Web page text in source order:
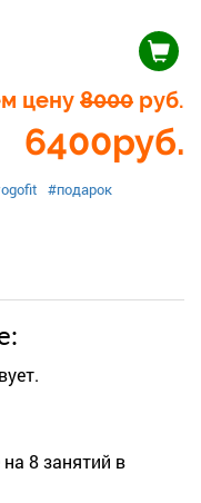
цену 8000 руб.
6400руб.
#подарок
8 занятий в